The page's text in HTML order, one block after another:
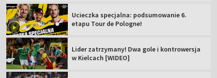
Ucieczka specjalna: podsumowanie 6.
etapu Tour de Pologne!
Lider zatrzymany! Dwa gole i kontrowersja
w Kielcach [WIDEO]